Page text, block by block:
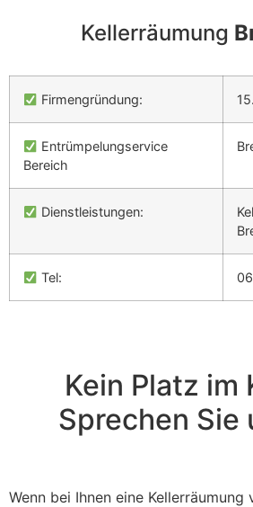
Kellerräumung
Firmengründung:
Entrümpelungservice
Bereich
Dienstleistungen:
Tel:
Kein Platz im
Sprechen Sie
Wenn bei Ihnen eine